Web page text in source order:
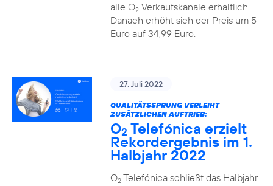
alle O2Verkaufskanäle erhältlich.
Danach erhöht sich der Preis um 5
Euro auf 34,99 Euro.
27. Juli 2022
QUALITÄTSSPRUNG VERLEIHT
ZUSÄTZLICHEN AUFTRIEB:
O2 Telefónica erzielt
Rekordergebnis im 1.
Halbjahr 2022
O2Telefónica schließt das Halbjahr